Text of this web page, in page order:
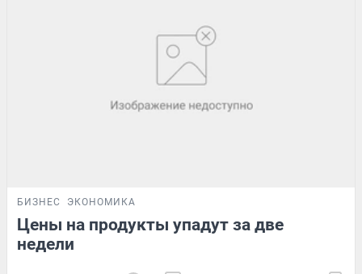
БИЗНЕС ЭКОНОМИКА
Цены на продукты упадут за две
недели